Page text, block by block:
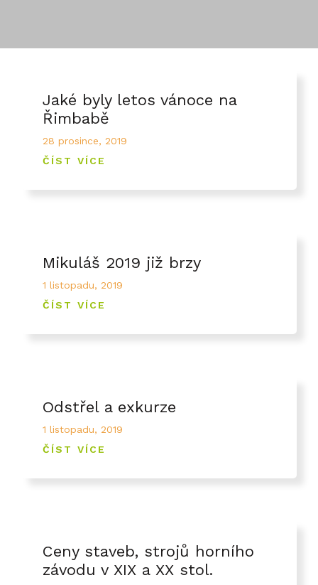
Jaké byly letos vánoce na
Řimbabě
28 prosince, 2019
ČÍST VÍCE
Mikuláš 2019 již brzy
1 listopadu, 2019
ČÍST VÍCE
Odstřel a exkurze
1 listopadu, 2019
ČÍST VÍCE
Ceny staveb, strojů horního
závodu v XIX a XX stol.